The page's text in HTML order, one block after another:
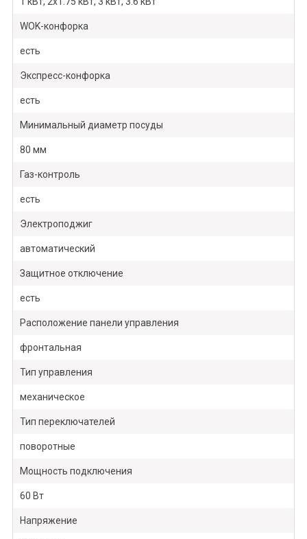
WOK-конфорка
есть
Экспресс-конфорка
есть
Минимальный диаметр посуды
80 мм
Газ-контроль
есть
Электроподжиг
автоматический
Защитное отключение
есть
Расположение панели управления
фронтальная
Тип управления
механическое
Тип переключателей
поворотные
Мощность подключения
60 Вт
Напряжение